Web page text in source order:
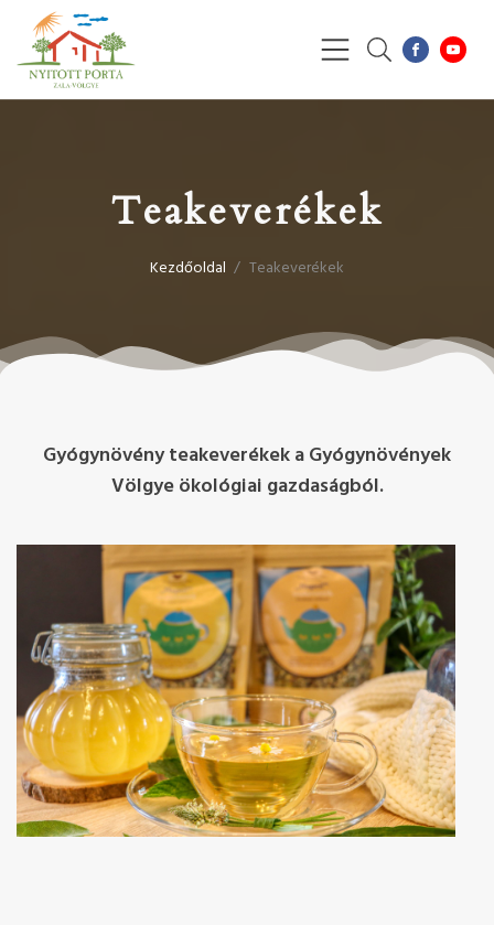
Teakeverékek
Kezdőoldal / Teakeverékek
Gyógynövény teakeverékek a Gyógynövények
Völgye ökológiai gazdaságból.